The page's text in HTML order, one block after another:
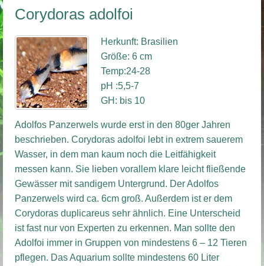
Impressum
Kontakt
Corydoras adolfoi
Herkunft: Brasilien
Größe: 6 cm
Temp:24-28
pH :5,5-7
GH: bis 10
Adolfos Panzerwels wurde erst in den 80ger Jahren
beschrieben. Corydoras adolfoi lebt in extrem sauerem
Wasser, in dem man kaum noch die Leitfähigkeit
messen kann. Sie lieben vorallem klare leicht fließende
Gewässer mit sandigem Untergrund. Der Adolfos
Panzerwels wird ca. 6cm groß. Außerdem ist er dem
Corydoras duplicareus sehr ähnlich. Eine Unterscheid
ist fast nur von Experten zu erkennen. Man sollte den
Adolfoi immer in Gruppen von mindestens 6 – 12 Tieren
pflegen. Das Aquarium sollte mindestens 60 Liter